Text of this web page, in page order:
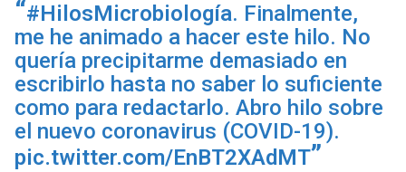
#HilosMicrobiología. Finalmente,
me he animado a hacer este hilo. No
quería precipitarme demasiado en
escribirlo hasta no saber lo suficiente
como para redactarlo. Abro hilo sobre
el nuevo coronavirus (COVID-19).
pic.twitter.com/EnBT2XAdMT